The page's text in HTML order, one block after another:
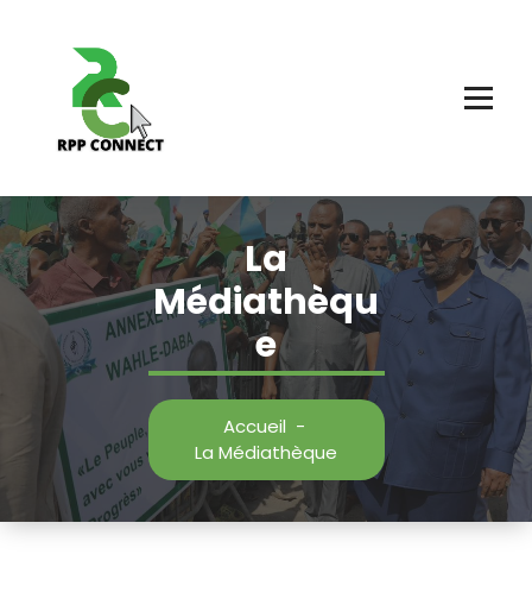
La
Médiathèqu
e
Accueil -
La Médiathèque